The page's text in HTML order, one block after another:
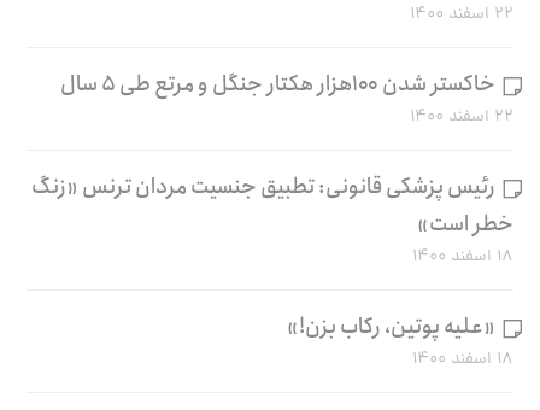
۲۲ اسفند ۱۴۰۰
خاکستر شدن ۱۰۰هزار هکتار جنگل و مرتع طی ۵ سال
۲۲ اسفند ۱۴۰۰
رئیس پزشکی قانونی: تطبیق جنسیت مردان ترنس «زنگ
خطر است»
۱۸ اسفند ۱۴۰۰
«علیه پوتین، رکاب بزن!»
۱۸ اسفند ۱۴۰۰